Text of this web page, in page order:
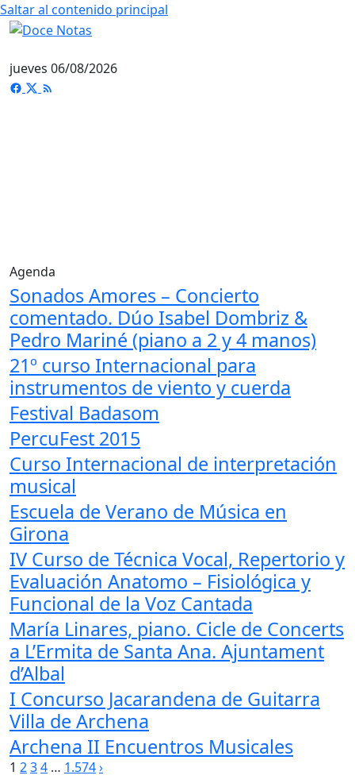
Saltar al contenido principal
jueves 06/08/2026
Agenda
Sonados Amores – Concierto
comentado. Dúo Isabel Dombriz &
Pedro Mariné (piano a 2 y 4 manos)
21º curso Internacional para
instrumentos de viento y cuerda
Festival Badasom
PercuFest 2015
Curso Internacional de interpretación
musical
Escuela de Verano de Música en
Girona
IV Curso de Técnica Vocal, Repertorio y
Evaluación Anatomo – Fisiológica y
Funcional de la Voz Cantada
María Linares, piano. Cicle de Concerts
a L’Ermita de Santa Ana. Ajuntament
d’Albal
I Concurso Jacarandena de Guitarra
Villa de Archena
Archena II Encuentros Musicales
Paginación
1 234 … 1.574›